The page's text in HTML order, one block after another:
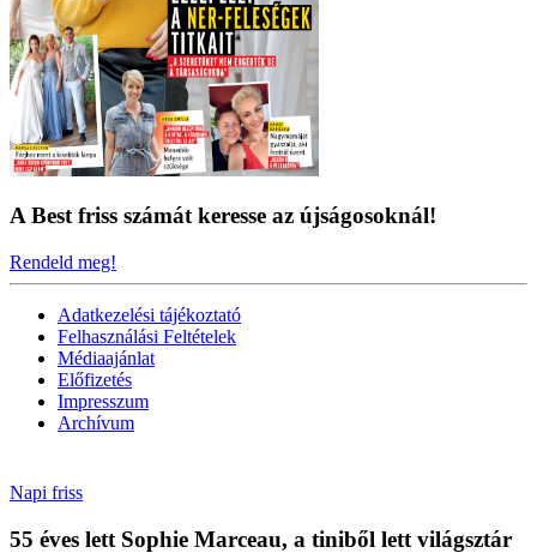
A Best friss számát keresse az újságosoknál!
Rendeld meg!
Adatkezelési tájékoztató
Felhasználási Feltételek
Médiaajánlat
Előfizetés
Impresszum
Archívum
Napi friss
55 éves lett Sophie Marceau, a tiniből lett világsztár